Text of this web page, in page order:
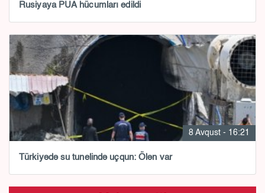
Rusiyaya PUA hücumları edildi
8 Avqust - 16:21
Türkiyədə su tunelində uçqun: Ölən var